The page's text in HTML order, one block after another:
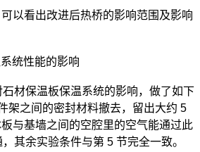
以看出改进后热桥的影响范围及影响
统性能的影响
材保温板保温系统的影响，做了如下
架之间的密封材料撤去，留出大约 5
与基墙之间的空腔里的空气能通过此
其余实验条件与第 5 节完全一致。